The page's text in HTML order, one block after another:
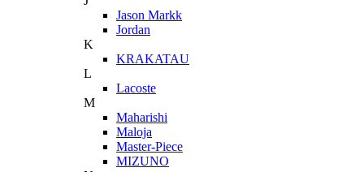
Jason Markk
Jordan
K
KRAKATAU
L
Lacoste
M
Maharishi
Maloja
Master-Piece
MIZUNO